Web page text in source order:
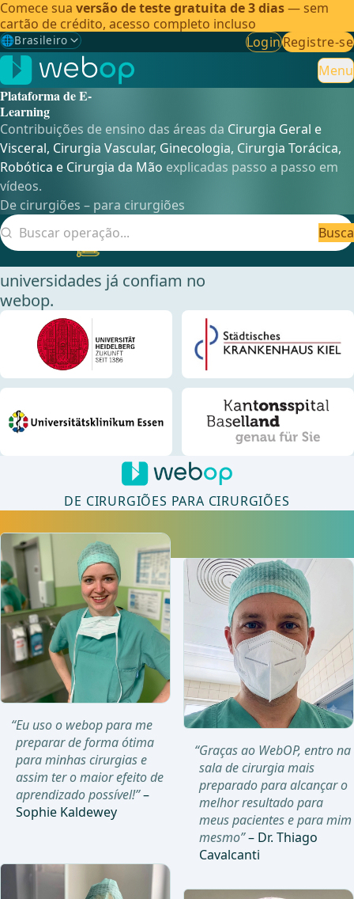
Comece sua versão de teste gratuita de 3 dias— sem
cartão de crédito, acesso completo incluso
🌐Brasileiro
Gewählte Sprache: Brasileiro
🇩🇪 Alemão
🇬🇧Inglês
🇪🇸Espanhol
🇧🇷Brasileiro ✓
LoginRegistre-se
Menu
Plataforma de E-
Learning
Contribuições de ensino das áreas da Cirurgia Geral e
Visceral, Cirurgia Vascular, Ginecologia, Cirurgia Torácica,
Robótica e Cirurgia da Mão explicadas passo a passo em
vídeos.
De cirurgiões – para cirurgiões
Busca
Novo!
Mais de 200 clínicas e
universidades já confiam no
webop.
DE CIRURGIÕES PARA CIRURGIÕES
medicina. Mais de 90 autores médicos garantem sempre novas
instruções em vídeo.
“Eu uso o webop para me
preparar de forma ótima
para minhas cirurgias e
assim ter o maior efeito de
aprendizado possível!”–
Sophie Kaldewey
“Graças ao WebOP, entro na
sala de cirurgia mais
preparado para alcançar o
melhor resultado para
meus pacientes e para mim
mesmo”– Dr. Thiago
Cavalcanti